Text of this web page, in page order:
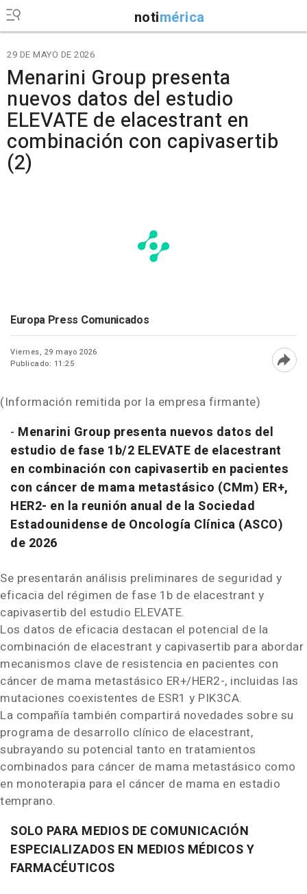
notimérica
29 DE MAYO DE 2026
Menarini Group presenta
nuevos datos del estudio
ELEVATE de elacestrant en
combinación con capivasertib
(2)
Europa Press Comunicados
Viernes, 29 mayo 2026
Publicado: 11:25
(Información remitida por la empresa firmante)
- Menarini Group presenta nuevos datos del
estudio de fase 1b/2 ELEVATE de elacestrant
en combinación con capivasertib en pacientes
con cáncer de mama metastásico (CMm) ER+,
HER2- en la reunión anual de la Sociedad
Estadounidense de Oncología Clínica (ASCO)
de 2026
Se presentarán análisis preliminares de seguridad y
eficacia del régimen de fase 1b de elacestrant y
capivasertib del estudio ELEVATE.
Los datos de eficacia destacan el potencial de la
combinación de elacestrant y capivasertib para abordar
mecanismos clave de resistencia en pacientes con
cáncer de mama metastásico ER+/HER2-, incluidas las
mutaciones coexistentes de ESR1 y PIK3CA.
La compañía también compartirá novedades sobre su
programa de desarrollo clínico de elacestrant,
subrayando su potencial tanto en tratamientos
combinados para cáncer de mama metastásico como
en monoterapia para el cáncer de mama en estadio
temprano.
SOLO PARA MEDIOS DE COMUNICACIÓN
ESPECIALIZADOS EN MEDIOS MÉDICOS Y
FARMACÉUTICOS